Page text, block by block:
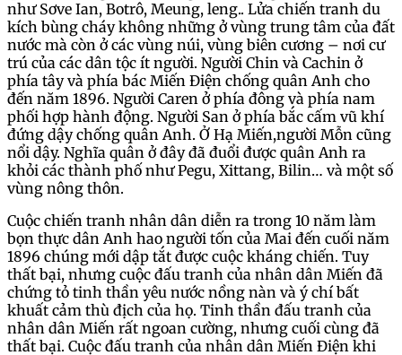
như Sơve Ian, Botrô, Meung, leng.. Lửa chiến tranh du
kích bùng cháy không những ở vùng trung tâm của đất
nước mà còn ở các vùng núi, vùng biên cương – nơi cư
trú của các dân tộc ít người. Người Chin và Cachin ở
phía tây và phía bác Miến Điện chống quân Anh cho
đến năm 1896. Người Caren ở phía đông và phía nam
phối hợp hành động. Người San ở phía bắc cấm vũ khí
đứng dậy chống quân Anh. Ở Hạ Miến,người Mỗn cũng
nổi dậy. Nghĩa quân ở đây đã đuổi được quân Anh ra
khỏi các thành phố như Pegu, Xittang, Bilin… và một số
vùng nông thôn.
Cuộc chiến tranh nhân dân diễn ra trong 10 năm làm
bọn thực dân Anh hao người tốn của Mai đến cuối năm
1896 chúng mới dập tắt được cuộc kháng chiến. Tuy
thất bại, nhưng cuộc đấu tranh của nhân dân Miến đã
chứng tỏ tinh thần yêu nước nồng nàn và ý chí bất
khuất cảm thù địch của họ. Tinh thần đấu tranh của
nhân dân Miến rất ngoan cường, nhưng cuối cùng đã
thất bại. Cuộc đấu tranh của nhân dân Miến Điện khi